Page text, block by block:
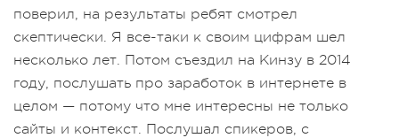
поверил, на результаты ребят смотрел
скептически. Я все-таки к своим цифрам шел
несколько лет. Потом съездил на Кинзу в 2014
году, послушать про заработок в интернете в
целом — потому что мне интересны не только
сайты и контекст. Послушал спикеров, с